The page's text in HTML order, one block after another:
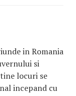
in Romania
si
locuri se
incepand cu